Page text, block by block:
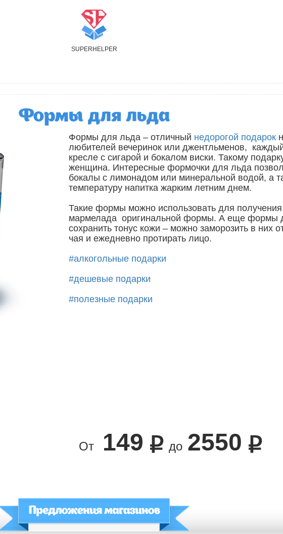
SUPER H ELPER
Формы для льда
Формы для льда – отличный недорогой подарок
любителей вечеринок или джентльменов,
кресле с сигарой и бокалом виски. Такому
женщина. Интересные формочки для льда
бокалы с лимонадом или минеральной водой, а
температуру напитка жарким летним днем.
Такие формы можно использовать для
мармелада оригинальной формы. А еще формы
сохранить тонус кожи – можно заморозить в них
чая и ежедневно протирать лицо.
#алкогольные подарки
#дешевые подарки
#полезные подарки
От 149 до 2550